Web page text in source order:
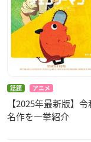
話題 アニメ
【2025年最新版】
名作を一挙紹介